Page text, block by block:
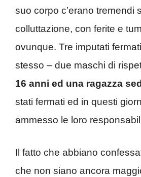
suo corpo c’erano tremendi
colluttazione, con ferite e
ovunque. Tre imputati
stesso – due maschi di
16 anni ed una ragazza
stati fermati ed in questi
ammesso le loro
Il fatto che abbiano
che non siano ancora